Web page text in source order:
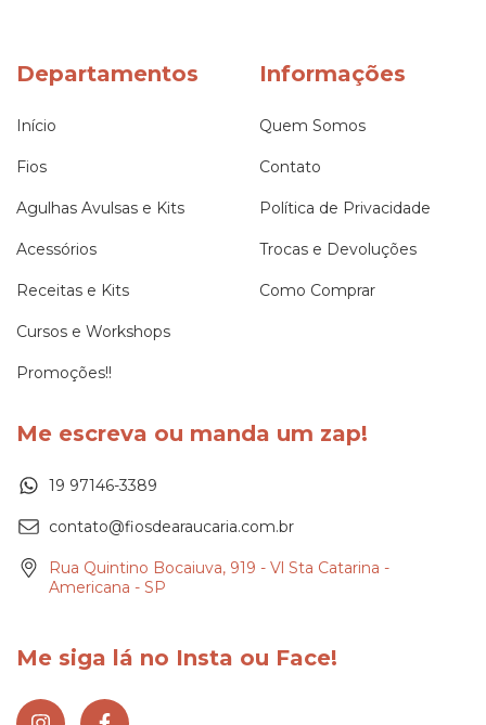
Departamentos
Início
Fios
Agulhas Avulsas e Kits
Acessórios
Receitas e Kits
Cursos e Workshops
Promoções!!
Informações
Quem Somos
Contato
Política de Privacidade
Trocas e Devoluções
Como Comprar
Me escreva ou manda um zap!
19 97146-3389
contato@fiosdearaucaria.com.br
Rua Quintino Bocaiuva, 919 - Vl Sta Catarina -
Americana - SP
Me siga lá no Insta ou Face!